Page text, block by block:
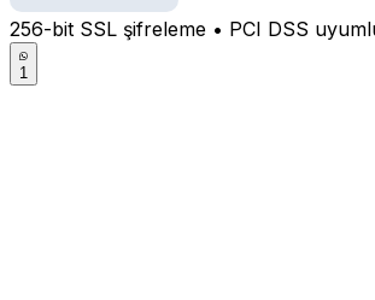
256-bit SSL şifreleme • PCI DSS
1